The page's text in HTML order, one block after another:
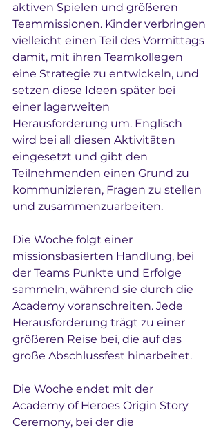
aktiven Spielen und größeren
Teammissionen. Kinder verbringen
vielleicht einen Teil des Vormittags
damit, mit ihren Teamkollegen
eine Strategie zu entwickeln, und
setzen diese Ideen später bei
einer lagerweiten
Herausforderung um. Englisch
wird bei all diesen Aktivitäten
eingesetzt und gibt den
Teilnehmenden einen Grund zu
kommunizieren, Fragen zu stellen
und zusammenzuarbeiten.
Die Woche folgt einer
missionsbasierten Handlung, bei
der Teams Punkte und Erfolge
sammeln, während sie durch die
Academy voranschreiten. Jede
Herausforderung trägt zu einer
größeren Reise bei, die auf das
große Abschlussfest hinarbeitet.
Die Woche endet mit der
Academy of Heroes Origin Story
Ceremony, bei der die